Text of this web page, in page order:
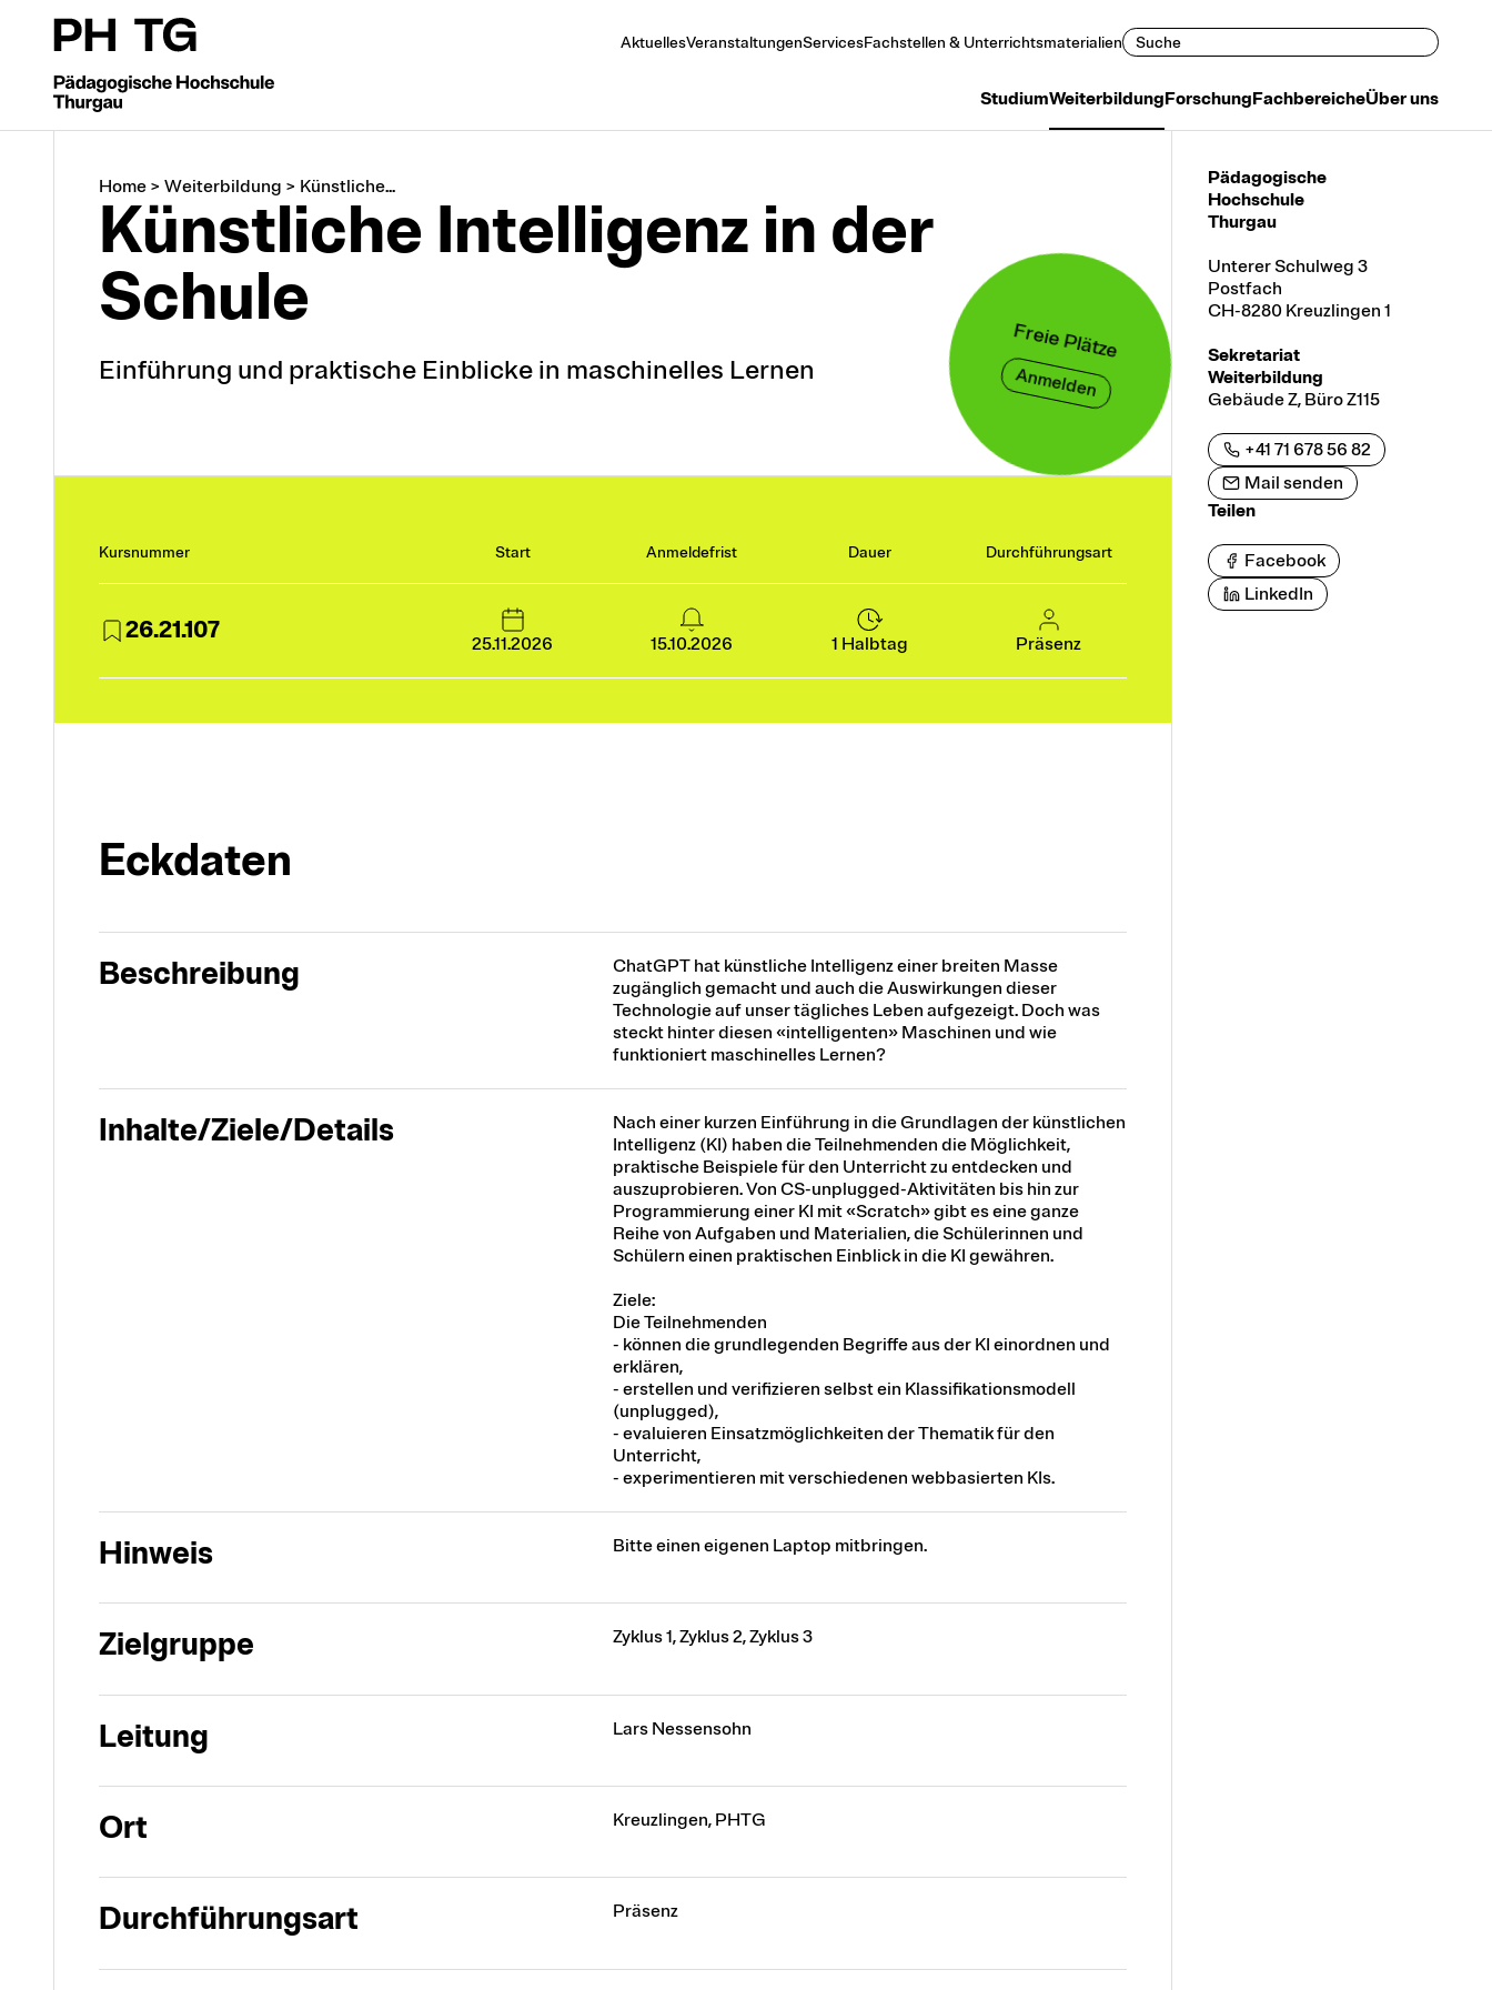
StudiumWeiterbildungForschungFachbereicheÜber uns
AktuellesVeranstaltungenServicesFachstellen & Unterrichtsmaterialien Suchen
Home > Weiterbildung > Künstliche...
Künstliche Intelligenz in der
Schule
Einführung und praktische Einblicke in maschinelles Lernen
Freie Plätze
Anmelden
Kursnummer Start Anmeldefrist Dauer Durchführungsart
26.21.107 25.11.2026 15.10.2026 1 Halbtag Präsenz
Eckdaten
Beschreibung
ChatGPT hat künstliche Intelligenz einer breiten Masse
zugänglich gemacht und auch die Auswirkungen dieser
Technologie auf unser tägliches Leben aufgezeigt. Doch was
steckt hinter diesen «intelligenten» Maschinen und wie
funktioniert maschinelles Lernen?
Inhalte/Ziele/Details
Nach einer kurzen Einführung in die Grundlagen der künstlichen
Intelligenz (KI) haben die Teilnehmenden die Möglichkeit,
praktische Beispiele für den Unterricht zu entdecken und
auszuprobieren. Von CS-unplugged-Aktivitäten bis hin zur
Programmierung einer KI mit «Scratch» gibt es eine ganze
Reihe von Aufgaben und Materialien, die Schülerinnen und
Schülern einen praktischen Einblick in die KI gewähren.
Ziele:
Die Teilnehmenden
- können die grundlegenden Begriffe aus der KI einordnen und
erklären,
- erstellen und verifizieren selbst ein Klassifikationsmodell
(unplugged),
- evaluieren Einsatzmöglichkeiten der Thematik für den
Unterricht,
- experimentieren mit verschiedenen webbasierten KIs.
Hinweis Bitte einen eigenen Laptop mitbringen.
Zielgruppe Zyklus 1, Zyklus 2, Zyklus 3
Leitung Lars Nessensohn
Ort Kreuzlingen, PHTG
Durchführungsart Präsenz
Pädagogische
Hochschule
Thurgau
Unterer Schulweg 3
Postfach
CH-8280 Kreuzlingen 1
Sekretariat
Weiterbildung
Gebäude Z, Büro Z115
+41 71 678 56 82
Mail senden
Teilen
Facebook
LinkedIn